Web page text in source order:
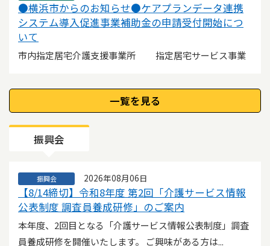
●横浜市からのお知らせ●ケアプランデータ連携
システム導入促進事業補助金の申請受付開始につ
いて
市内指定居宅介護支援事業所 指定居宅サービス事業
2026年07月31日
●神奈川県からのお知らせ● 【研修案内】「介護
支援専門員研修の開催等について」
介護支援専門員の研修の開催や募集については、県ホー
横須賀市 2026年07月30日
【ご案内】介護サービスに関するQ&Aの更新につ
いて
介護保険サービス事業所 管理者様 いつも横須賀市の福
一覧を見る
振興会
振興会 2026年08月06日
【8/14締切】令和8年度 第2回「介護サービス情報
公表制度 調査員養成研修」のご案内
本年度、2回目となる「介護サービス情報公表制度」調査
員養成研修を開催いたします。 ご興味がある方は...